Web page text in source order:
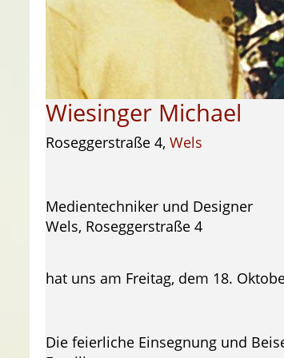
Wiesinger Michael
Roseggerstraße 4, Wels
Medientechniker und Designer
Wels, Roseggerstraße 4
hat uns am Freitag, dem 18.
Die feierliche Einsegnung und